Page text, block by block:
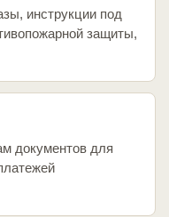
инструкции под
защиты,
документов для